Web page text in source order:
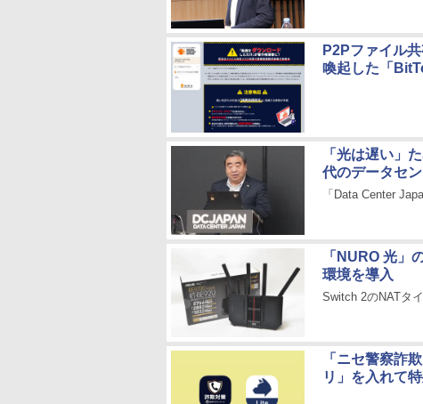
P2Pファイル
喚起した「
「光は遅い」
代のデータセ
「Data Center
「NURO 光」
環境を導入
Switch 2のNATタ
「ニセ警察詐
リ」を入れて